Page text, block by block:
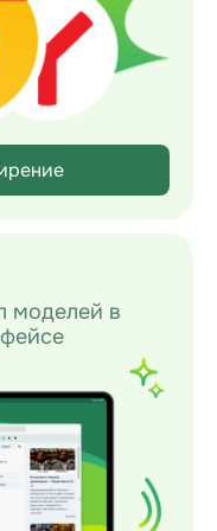
моделей в